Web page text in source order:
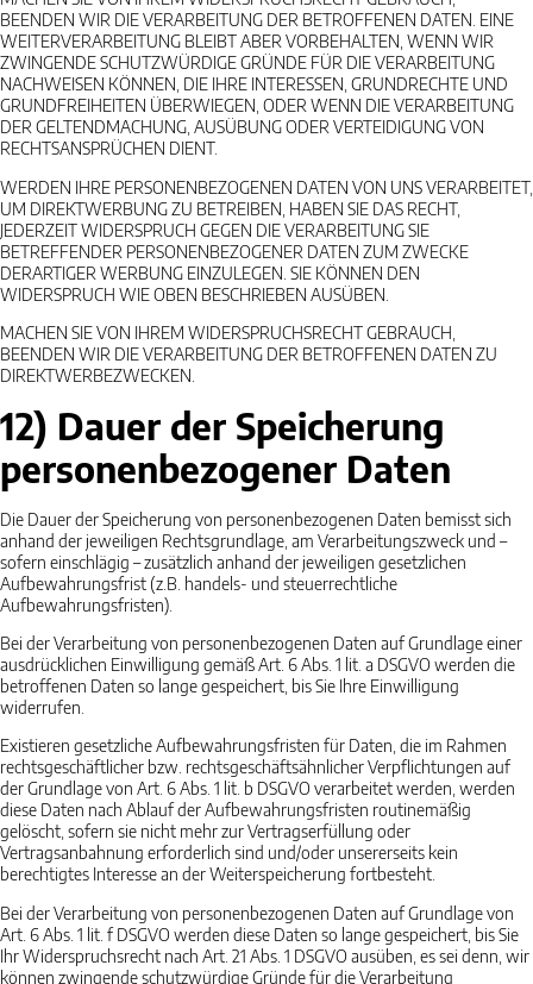
BEENDEN WIR DIE VERARBEITUNG DER BETROFFENEN DATEN. EINE
WEITERVERARBEITUNG BLEIBT ABER VORBEHALTEN, WENN WIR
ZWINGENDE SCHUTZWÜRDIGE GRÜNDE FÜR DIE VERARBEITUNG
NACHWEISEN KÖNNEN, DIE IHRE INTERESSEN, GRUNDRECHTE UND
GRUNDFREIHEITEN ÜBERWIEGEN, ODER WENN DIE VERARBEITUNG
DER GELTENDMACHUNG, AUSÜBUNG ODER VERTEIDIGUNG VON
RECHTSANSPRÜCHEN DIENT.
WERDEN IHRE PERSONENBEZOGENEN DATEN VON UNS VERARBEITET,
UM DIREKTWERBUNG ZU BETREIBEN, HABEN SIE DAS RECHT,
JEDERZEIT WIDERSPRUCH GEGEN DIE VERARBEITUNG SIE
BETREFFENDER PERSONENBEZOGENER DATEN ZUM ZWECKE
DERARTIGER WERBUNG EINZULEGEN. SIE KÖNNEN DEN
WIDERSPRUCH WIE OBEN BESCHRIEBEN AUSÜBEN.
MACHEN SIE VON IHREM WIDERSPRUCHSRECHT GEBRAUCH,
BEENDEN WIR DIE VERARBEITUNG DER BETROFFENEN DATEN ZU
DIREKTWERBEZWECKEN.
12) Dauer der Speicherung
personenbezogener Daten
Die Dauer der Speicherung von personenbezogenen Daten bemisst sich
anhand der jeweiligen Rechtsgrundlage, am Verarbeitungszweck und –
sofern einschlägig – zusätzlich anhand der jeweiligen gesetzlichen
Aufbewahrungsfrist (z.B. handels- und steuerrechtliche
Aufbewahrungsfristen).
Bei der Verarbeitung von personenbezogenen Daten auf Grundlage einer
ausdrücklichen Einwilligung gemäß Art. 6 Abs. 1 lit. a DSGVO werden die
betroffenen Daten so lange gespeichert, bis Sie Ihre Einwilligung
widerrufen.
Existieren gesetzliche Aufbewahrungsfristen für Daten, die im Rahmen
rechtsgeschäftlicher bzw. rechtsgeschäftsähnlicher Verpflichtungen auf
der Grundlage von Art. 6 Abs. 1 lit. b DSGVO verarbeitet werden, werden
diese Daten nach Ablauf der Aufbewahrungsfristen routinemäßig
gelöscht, sofern sie nicht mehr zur Vertragserfüllung oder
Vertragsanbahnung erforderlich sind und/oder unsererseits kein
berechtigtes Interesse an der Weiterspeicherung fortbesteht.
Bei der Verarbeitung von personenbezogenen Daten auf Grundlage von
Art. 6 Abs. 1 lit. f DSGVO werden diese Daten so lange gespeichert, bis Sie
Ihr Widerspruchsrecht nach Art. 21 Abs. 1 DSGVO ausüben, es sei denn, wir
können zwingende schutzwürdige Gründe für die Verarbeitung